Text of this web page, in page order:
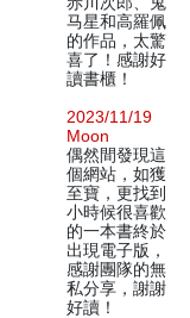
马星和高羅佩
的作品，太驚
喜了！感謝好
讀書櫃！
2023/11/19
Moon
偶然間發現這
個網站，如獲
至寶，更找到
小時候很喜歡
的一本書終於
出現電子版，
感謝團隊的無
私分享，謝謝
好讀！